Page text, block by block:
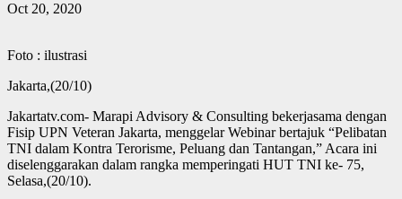
Oct 20, 2020
Foto : ilustrasi
Jakarta,(20/10)
Jakartatv.com- Marapi Advisory & Consulting bekerjasama dengan
Fisip UPN Veteran Jakarta, menggelar Webinar bertajuk “Pelibatan
TNI dalam Kontra Terorisme, Peluang dan Tantangan,” Acara ini
diselenggarakan dalam rangka memperingati HUT TNI ke- 75,
Selasa,(20/10).